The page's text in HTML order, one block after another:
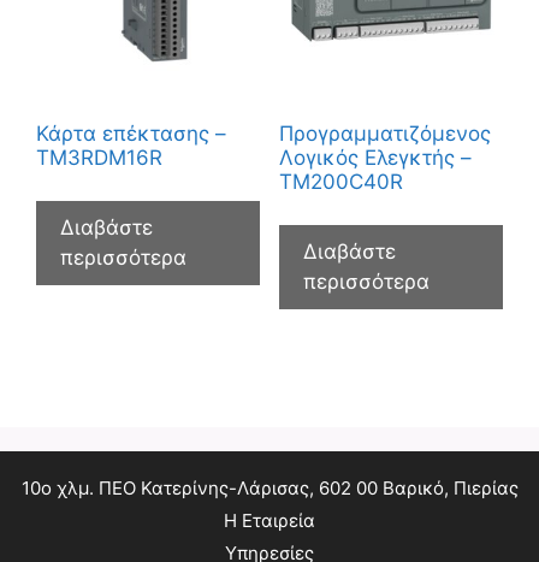
Κάρτα επέκτασης –
TM3RDM16R
Διαβάστε
περισσότερα
Προγραμματιζόμενος
Λογικός Ελεγκτής –
TM200C40R
Διαβάστε
περισσότερα
10ο χλμ. ΠΕΟ Κατερίνης-Λάρισας, 602 00 Βαρικό, Πιερίας
Η Εταιρεία
Υπηρεσίες